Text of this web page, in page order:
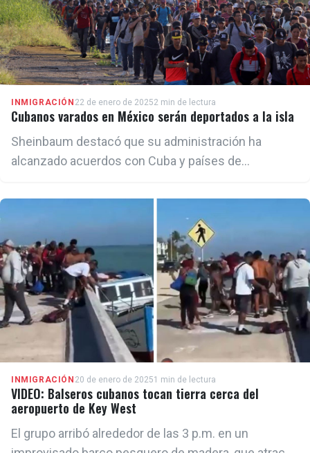
INMIGRACIÓN 22 de enero de 20252 min de lectura
Cubanos varados en México serán deportados a la isla
Sheinbaum destacó que su administración ha
alcanzado acuerdos con Cuba y países de
migrantes a sus lugares de origen
INMIGRACIÓN 20 de enero de 20251 min de lectura
VIDEO: Balseros cubanos tocan tierra cerca del
aeropuerto de Key West
El grupo arribó alrededor de las 3 p.m. en un